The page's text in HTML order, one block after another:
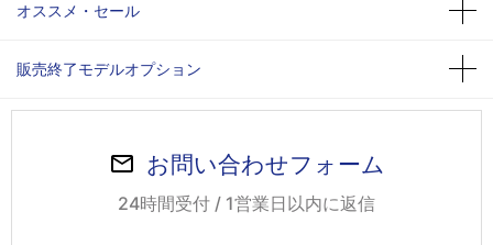
オススメ・セール
販売終了モデルオプション
お問い合わせフォーム
24時間受付 / 1営業日以内に返信